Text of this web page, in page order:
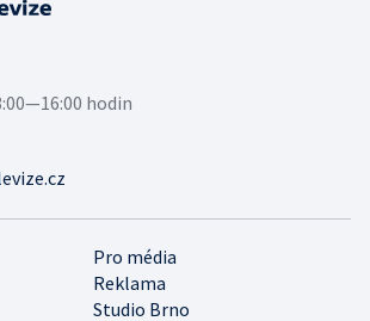
Pro média
Reklama
Studio Brno
hodin